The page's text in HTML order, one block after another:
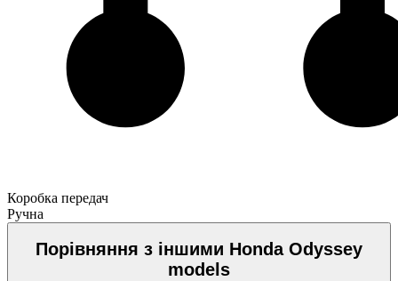
Коробка передач
Ручна
Порівняння з іншими Honda Odyssey
models